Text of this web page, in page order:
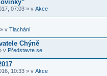
07:03 » v Akce
» v Tlachání
Chýně
v Představte se
10:33 » v Akce